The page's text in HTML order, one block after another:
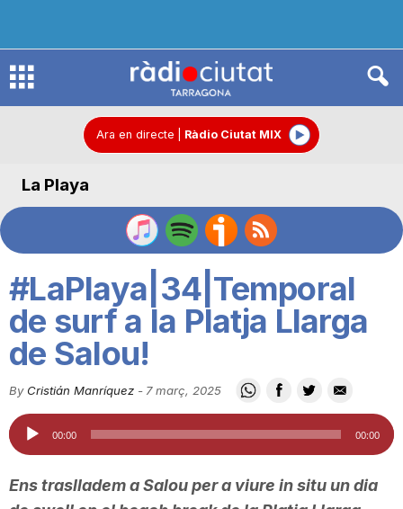
R
d
C
u
Ara en directe Ràdio Ciutat MIX
La Playa
#LaPlaya|34|Temporal
de surf a la Platja Llarga
de Salou!
By Cristián Manríquez - 7 març, 2025
Reproductor
d'àudio
00:00 00:00
Ens traslladem a Salou per a viure in situ un dia